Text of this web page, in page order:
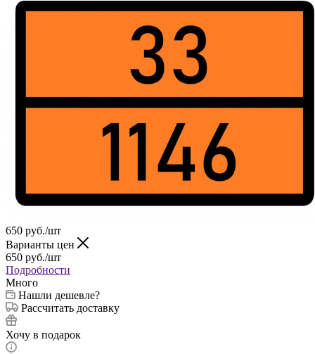
650 руб./шт
Варианты цен
650 руб./шт
Подробности
Много
Нашли дешевле?
Рассчитать доставку
Хочу в подарок